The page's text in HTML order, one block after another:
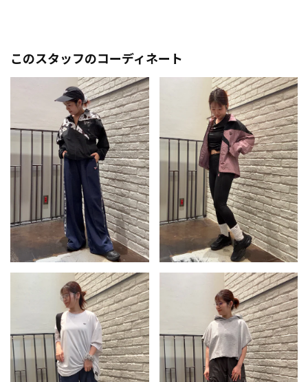
このスタッフのコーディネート